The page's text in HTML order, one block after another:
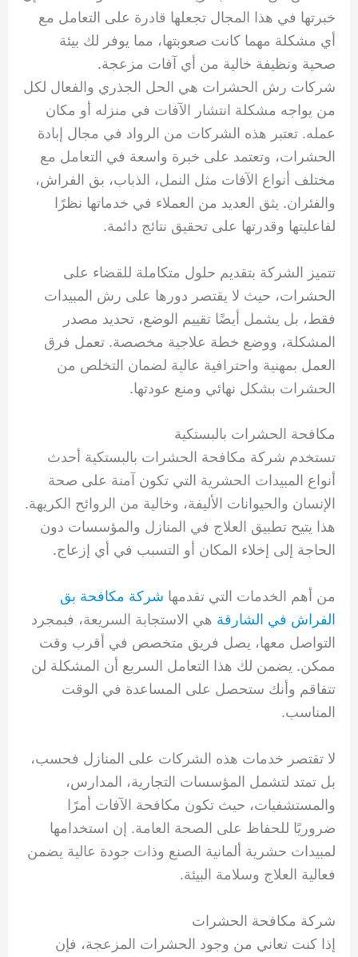
خبرتها في هذا المجال تجعلها قادرة على التعامل مع
أي مشكلة مهما كانت صعوبتها، مما يوفر لك بيئة
صحية ونظيفة خالية من أي آفات مزعجة.
شركات رش الحشرات هي الحل الجذري والفعال لكل
من يواجه مشكلة انتشار الآفات في منزله أو مكان
عمله. تعتبر هذه الشركات من الرواد في مجال إبادة
الحشرات، وتعتمد على خبرة واسعة في التعامل مع
مختلف أنواع الآفات مثل النمل، الذباب، بق الفراش،
والفئران. يثق العديد من العملاء في خدماتها نظرًا
لفاعليتها وقدرتها على تحقيق نتائج دائمة.
تتميز الشركة بتقديم حلول متكاملة للقضاء على
الحشرات، حيث لا يقتصر دورها على رش المبيدات
فقط، بل يشمل أيضًا تقييم الوضع، تحديد مصدر
المشكلة، ووضع خطة علاجية مخصصة. تعمل فرق
العمل بمهنية واحترافية عالية لضمان التخلص من
الحشرات بشكل نهائي ومنع عودتها.
مكافحة الحشرات بالبستكية
تستخدم شركة مكافحة الحشرات بالبستكية أحدث
أنواع المبيدات الحشرية التي تكون آمنة على صحة
الإنسان والحيوانات الأليفة، وخالية من الروائح الكريهة.
هذا يتيح تطبيق العلاج في المنازل والمؤسسات دون
الحاجة إلى إخلاء المكان أو التسبب في أي إزعاج.
من أهم الخدمات التي تقدمها شركة مكافحة بق
الفراش في الشارقة هي الاستجابة السريعة، فبمجرد
التواصل معها، يصل فريق متخصص في أقرب وقت
ممكن. يضمن لك هذا التعامل السريع أن المشكلة لن
تتفاقم وأنك ستحصل على المساعدة في الوقت
المناسب.
لا تقتصر خدمات هذه الشركات على المنازل فحسب،
بل تمتد لتشمل المؤسسات التجارية، المدارس،
والمستشفيات، حيث تكون مكافحة الآفات أمرًا
ضروريًا للحفاظ على الصحة العامة. إن استخدامها
لمبيدات حشرية ألمانية الصنع وذات جودة عالية يضمن
فعالية العلاج وسلامة البيئة.
شركة مكافحة الحشرات
إذا كنت تعاني من وجود الحشرات المزعجة، فإن